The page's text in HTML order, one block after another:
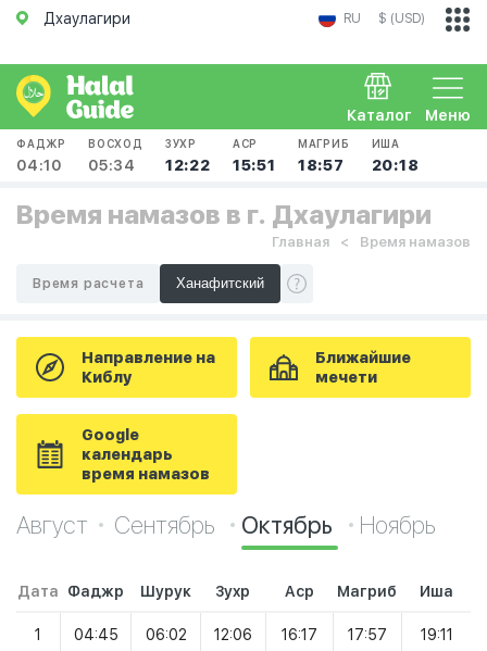
Дхаулагири RU $ (USD)
Меню
Каталог
ФАДЖР
04:10
ВОСХОД
05:34
ЗУХР
12:22
АСР
15:51
МАГРИБ
18:57
ИША
20:18
Время намазов в г. Дхаулагири
Главная Время намазов
Время расчета
Направление на
Киблу
Ближайшие
мечети
Google
календарь
время намазов
Август Сентябрь Октябрь Ноябрь
Дата Фаджр Шурук Зухр Аср Магриб Иша
1 04:45 06:02 12:06 16:17 17:57 19:11